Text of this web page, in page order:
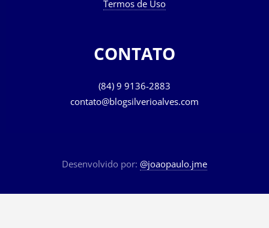
Termos de Uso
CONTATO
(84) 9 9136-2883
contato@blogsilverioalves.com
Desenvolvido por: @joaopaulo.jme